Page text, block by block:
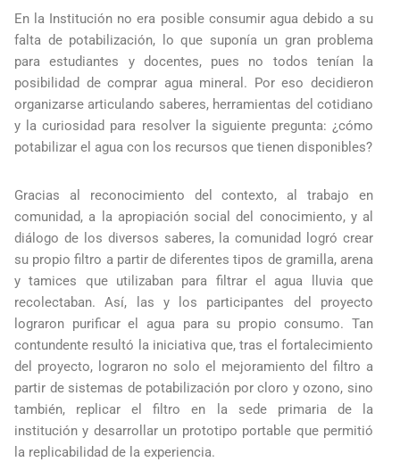
En la Institución no era posible consumir agua debido a su
falta de potabilización, lo que suponía un gran problema
para estudiantes y docentes, pues no todos tenían la
posibilidad de comprar agua mineral. Por eso decidieron
organizarse articulando saberes, herramientas del cotidiano
y la curiosidad para resolver la siguiente pregunta: ¿cómo
potabilizar el agua con los recursos que tienen disponibles?
Gracias al reconocimiento del contexto, al trabajo en
comunidad, a la apropiación social del conocimiento, y al
diálogo de los diversos saberes, la comunidad logró crear
su propio filtro a partir de diferentes tipos de gramilla, arena
y tamices que utilizaban para filtrar el agua lluvia que
recolectaban. Así, las y los participantes del proyecto
lograron purificar el agua para su propio consumo. Tan
contundente resultó la iniciativa que, tras el fortalecimiento
del proyecto, lograron no solo el mejoramiento del filtro a
partir de sistemas de potabilización por cloro y ozono, sino
también, replicar el filtro en la sede primaria de la
institución y desarrollar un prototipo portable que permitió
la replicabilidad de la experiencia.